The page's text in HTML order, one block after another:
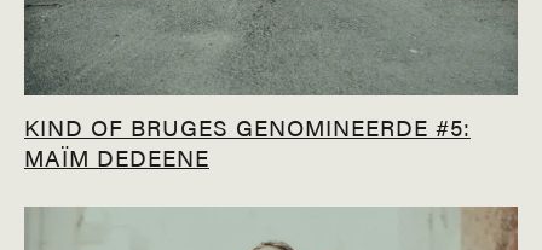
KIND OF BRUGES GENOMINEERDE #5:
MAÏM DEDEENE